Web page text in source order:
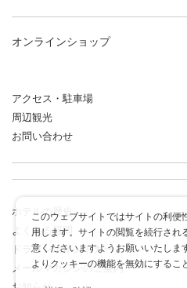
このウェブサイトではサイトの利便
用します。サイトの閲覧を続行され
意くださいますようお願いいたしま
よりクッキーの機能を無効にするこ
オンラインショップ
アクセス・駐車場
周辺観光
お問い合わせ
ホテルの歴史
よくある質問
ドラゴンポイントカード
メールマガジンのご案内